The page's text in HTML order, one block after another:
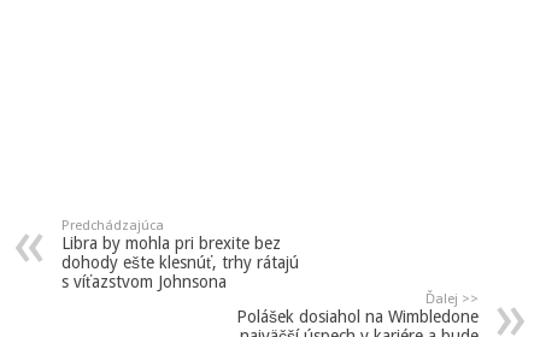
Predchádzajúca
Libra by mohla pri brexite bez
dohody ešte klesnúť, trhy rátajú
s víťazstvom Johnsona
Ďalej >>
Polášek dosiahol na Wimbledone